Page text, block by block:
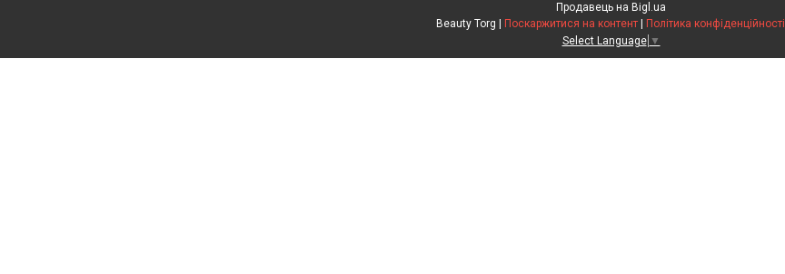
Продавець на Bigl.ua
Поскаржитися на контент
Політика конфіденційності
Select Language ▼